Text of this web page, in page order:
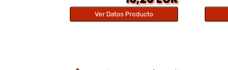
Ver Datos Producto